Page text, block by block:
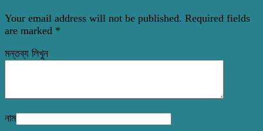
Your email address will not be published. Required fields
are marked *
মন্তব্য লিখুন
নাম